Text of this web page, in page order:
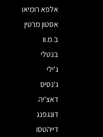
אלפא רומיאו
אסטון מרטין
ב.מ.וו
בנטלי
ג'ילי
ג'נסיס
דאצ'יה
דונגפנג
דייהטסו